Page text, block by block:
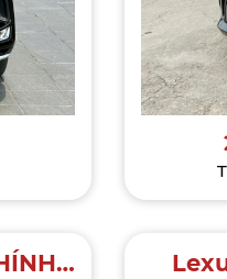
ES 300H HÀNG NHẬP KHẨU CHÍNH HÃNG SIÊU LƯỚT 10 NGÀN KM